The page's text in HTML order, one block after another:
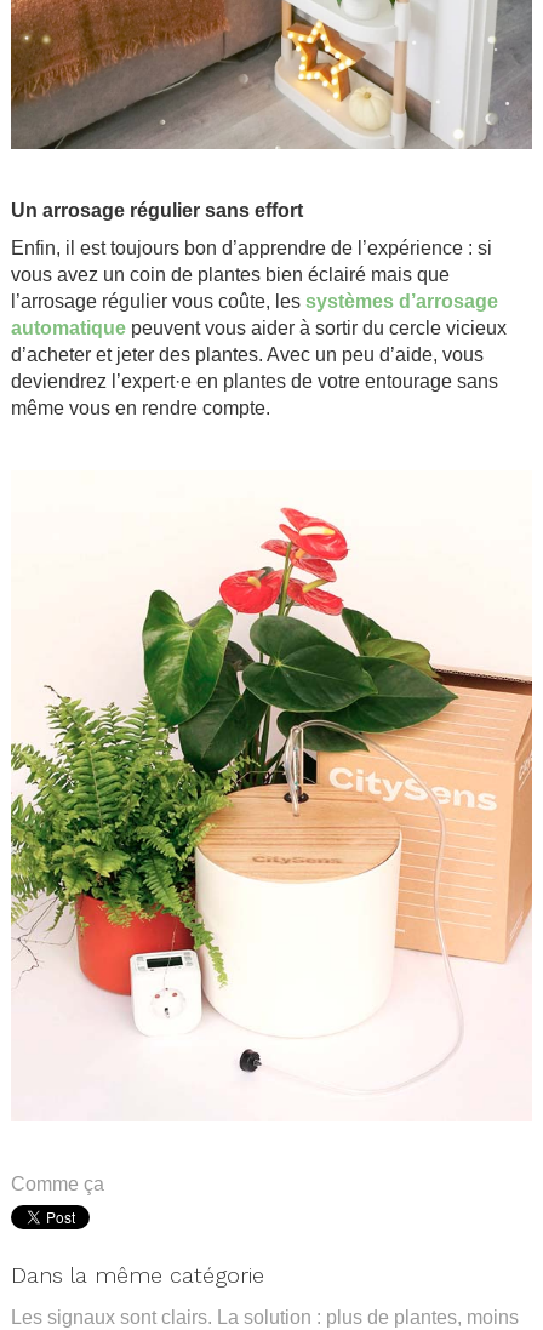
Un arrosage régulier sans effort
Enfin, il est toujours bon d’apprendre de l’expérience : si
vous avez un coin de plantes bien éclairé mais que
l’arrosage régulier vous coûte, les systèmes d’arrosage
automatique peuvent vous aider à sortir du cercle vicieux
d’acheter et jeter des plantes. Avec un peu d’aide, vous
deviendrez l’expert·e en plantes de votre entourage sans
même vous en rendre compte.
Comme ça
Dans la même catégorie
Les signaux sont clairs. La solution : plus de plantes, moins